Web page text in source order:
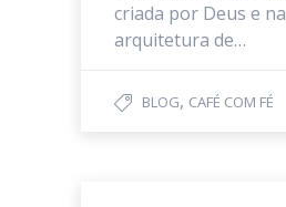
criada por Deus e na
arquitetura de…
BLOG, CAFÉ COM FÉ